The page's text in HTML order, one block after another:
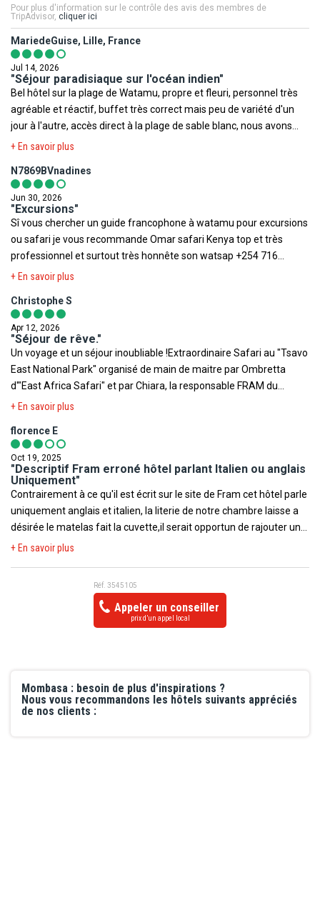
Votre séjour est assuré par le tour opérateur suivant :
FRAM
Ministère de la Santé,Institut de veille sanitaire,Méteo France
Voyage,Ministère des Affaires Etrangères
pour la sortie du territoire
Toutefois il est rappelé qu'aucune région du monde ni aucun pays
ne peuvent être considérés comme étant à l'abri du risque
terroriste.
Pour plus d'information sur le contrôle des avis des membres de
TripAdvisor, cliquer ici
MariedeGuise, Lille, France
Jul 14, 2026
"Séjour paradisiaque sur l'océan indien"
Bel hôtel sur la plage de Watamu, propre et fleuri, personnel très
agréable et réactif, buffet très correct mais peu de variété d'un
jour à l'autre, accès direct à la plage de sable blanc, nous avons
fait le safari à Tsavo Est et Ouest, superbe, mais ce n'est pas tout
+ En savoir plus
N7869BVnadines
Jun 30, 2026
"Excursions"
Sî vous chercher un guide francophone à watamu pour excursions
ou safari je vous recommande Omar safari Kenya top et très
professionnel et surtout très honnête son watsap +254 716
157670 vois ne serez pas déçu
+ En savoir plus
Christophe S
Apr 12, 2026
"Séjour de rêve."
Un voyage et un séjour inoubliable !Extraordinaire Safari au "Tsavo
East National Park" organisé de main de maitre par Ombretta
d'"East Africa Safari" et par Chiara, la responsable FRAM du
Barracuda Resort!
+ En savoir plus
florence E
Oct 19, 2025
"Descriptif Fram erroné hôtel parlant Italien ou anglais
Uniquement"
Contrairement à ce qu'il est écrit sur le site de Fram cet hôtel parle
uniquement anglais et italien, la literie de notre chambre laisse a
désirée le matelas fait la cuvette,il serait opportun de rajouter un
frigo dans les chambres.Le bain à remous de la piscine ne
langue et sont chères... Sur la plage à 150m à votre gauche il y a
l'agence de Nemo très sympa et moins chère. En se qui concerne
le personnel très gentil, respectueux et joviale
+ En savoir plus
Réf. 3545105
Appeler un conseiller
prix d’un appel local
Mombasa : besoin de plus d'inspirations ?
Nous vous recommandons les hôtels suivants appréciés
de nos clients :